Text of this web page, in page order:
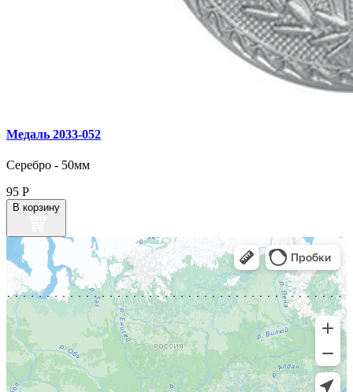
Медаль 2033‑052
Серебро - 50мм
95 Р
В корзину